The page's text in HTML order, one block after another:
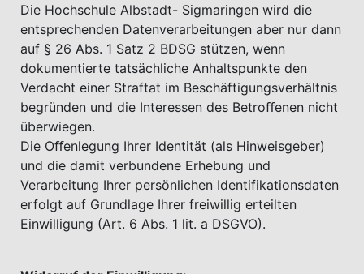
Die Hochschule Albstadt- Sigmaringen wird die
entsprechenden Datenverarbeitungen aber nur dann
auf § 26 Abs. 1 Satz 2 BDSG stützen, wenn
dokumentierte tatsächliche Anhaltspunkte den
Verdacht einer Straftat im Beschäftigungsverhältnis
begründen und die Interessen des Betroﬀenen nicht
überwiegen.
Die Oﬀenlegung Ihrer Identität (als Hinweisgeber)
und die damit verbundene Erhebung und
Verarbeitung Ihrer persönlichen Identifikationsdaten
erfolgt auf Grundlage Ihrer freiwillig erteilten
Einwilligung (Art. 6 Abs. 1 lit. a DSGVO).